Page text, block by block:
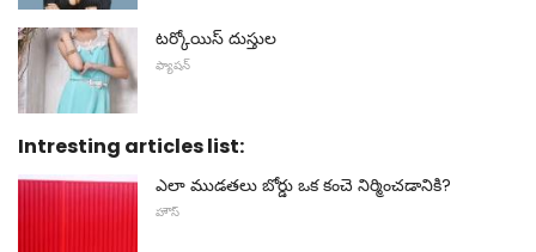
టర్కోయిస్ దుస్తుల
ఫ్యాషన్
Intresting articles list:
ఎలా ముడతలు బోర్డు ఒక కంచె నిర్మించడానికి?
హౌస్